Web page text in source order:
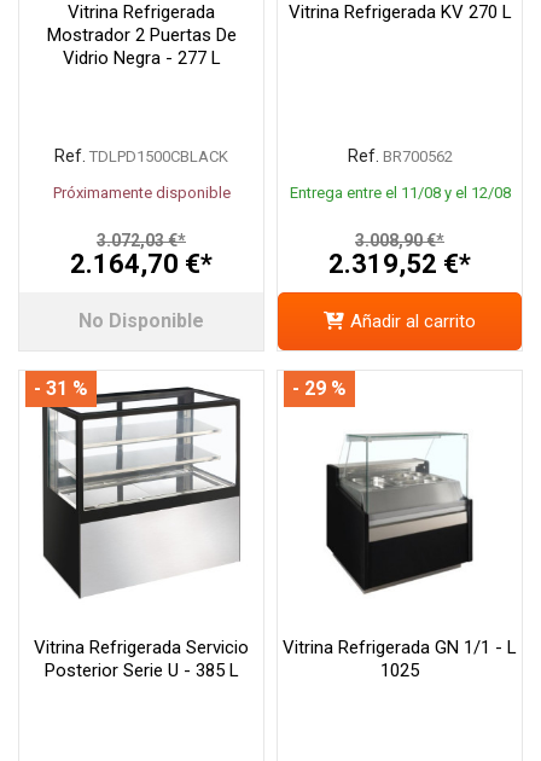
Vitrina Refrigerada
Mostrador 2 Puertas De
Vidrio Negra - 277 L
Ref. TDLPD1500CBLACK
Próximamente disponible
3.072,03 €*
2.164,70 €*
No Disponible
Vitrina Refrigerada KV 270 L
Ref. BR700562
Entrega entre el 11/08 y el 12/08
3.008,90 €*
2.319,52 €*
Añadir al carrito
Vitrina Refrigerada Servicio
Posterior Serie U - 385 L
- 31 %
Vitrina Refrigerada GN 1/1 - L
1025
- 29 %